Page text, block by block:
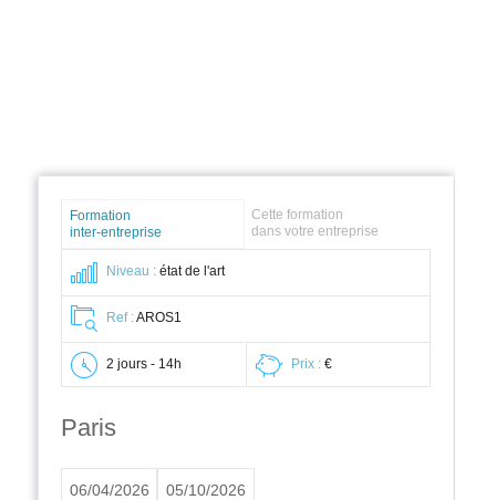
Formation
inter-entreprise
Cette formation
dans votre entreprise
Niveau : état de l'art
Ref :AROS1
2 jours - 14h Prix : €
Paris
06/04/2026 05/10/2026